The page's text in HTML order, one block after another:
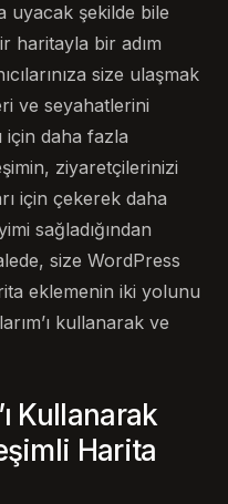
uyacak şekilde bile
haritayla bir adım
size ulaşmak
ve seyahatlerini
için daha fazla
ziyaretçilerinizi
için çekerek daha
sağladığından
size WordPress
eklemenin iki yolunu
kullanarak ve
Kullanarak
Harita